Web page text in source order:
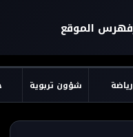
فهرس الموقع
رياضة شؤون تربوية